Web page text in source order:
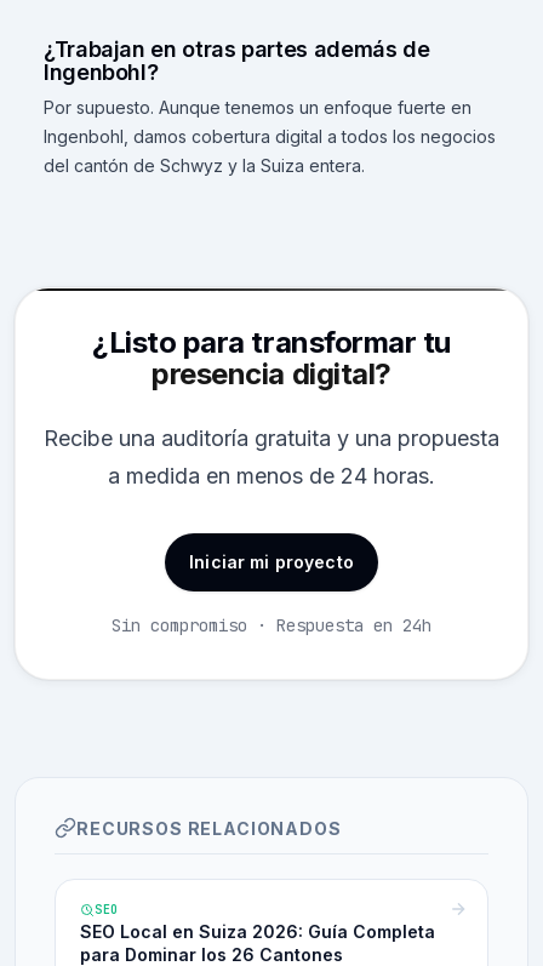
¿Trabajan en otras partes además de
Ingenbohl?
Por supuesto. Aunque tenemos un enfoque fuerte en
Ingenbohl, damos cobertura digital a todos los negocios
del cantón de Schwyz y la Suiza entera.
¿Listo para transformar tu
presencia digital?
Recibe una auditoría gratuita y una propuesta
a medida en menos de 24 horas.
Iniciar mi proyecto
Sin compromiso · Respuesta en 24h
RECURSOS RELACIONADOS
SEO
SEO Local en Suiza 2026: Guía Completa
para Dominar los 26 Cantones